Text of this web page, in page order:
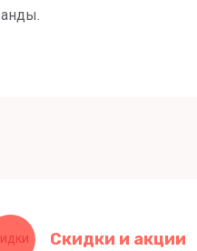
Скидки и акции